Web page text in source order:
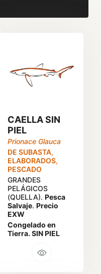
CAELLA SIN
PIEL
Prionace Glauca
DE SUBASTA,
ELABORADOS,
PESCADO
GRANDES
PELÁGICOS
(QUELLA). Pesca
Salvaje. Precio
EXW
Congelado en
Tierra. SIN PIEL